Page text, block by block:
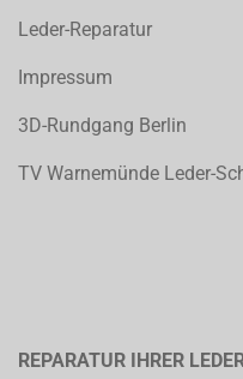
Leder-Reparatur
Impressum
3D-Rundgang Berlin
TV Warnemünde Leder-
REPARATUR IHRER